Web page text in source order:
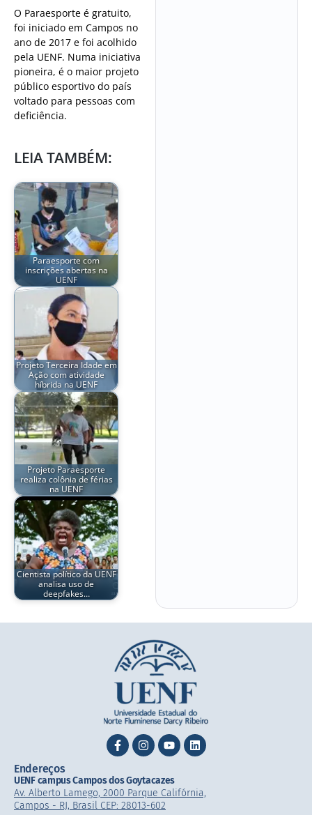
O Paraesporte é gratuito,
foi iniciado em Campos no
ano de 2017 e foi acolhido
pela UENF. Numa iniciativa
pioneira, é o maior projeto
público esportivo do país
voltado para pessoas com
deficiência.
LEIA TAMBÉM:
Paraesporte com
inscrições abertas na
UENF
Projeto Terceira Idade em
Ação com atividade
híbrida na UENF
Projeto Paraesporte
realiza colônia de férias
na UENF
Cientista político da UENF
analisa uso de
deepfakes…
Endereços
UENF campus Campos dos Goytacazes
Av. Alberto Lamego, 2000 Parque Califórnia,
Campos - RJ, Brasil CEP: 28013-602